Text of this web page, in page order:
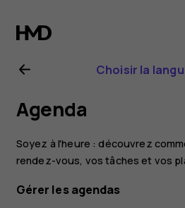
Guide
de
Nokia 3.1
Plus
Choisir la
Agenda
Soyez à l'heure : découvrez
rendez-vous, vos tâches et vos
Gérer les agendas